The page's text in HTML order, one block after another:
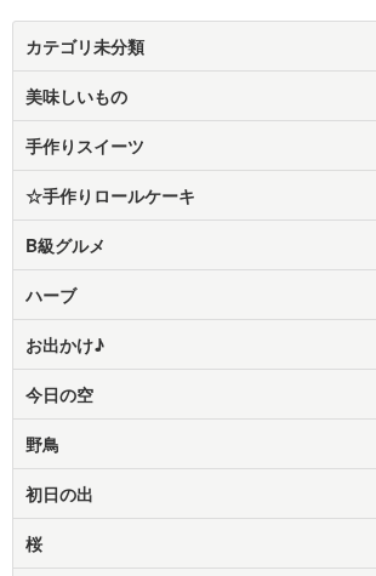
カテゴリ未分類
美味しいもの
手作りスイーツ
☆手作りロールケーキ
B級グルメ
ハーブ
お出かけ♪
今日の空
野鳥
初日の出
桜